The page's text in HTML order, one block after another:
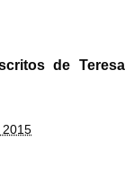
de Teresa
2015